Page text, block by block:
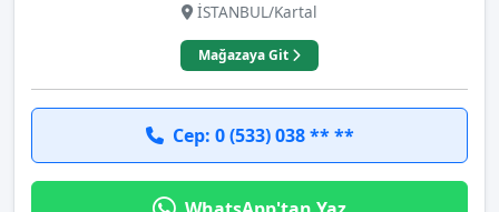
İSTANBUL/Kartal
Mağazaya Git
Cep: 0 (533) 038 ** **